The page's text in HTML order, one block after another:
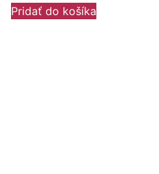
Pridať do košíka